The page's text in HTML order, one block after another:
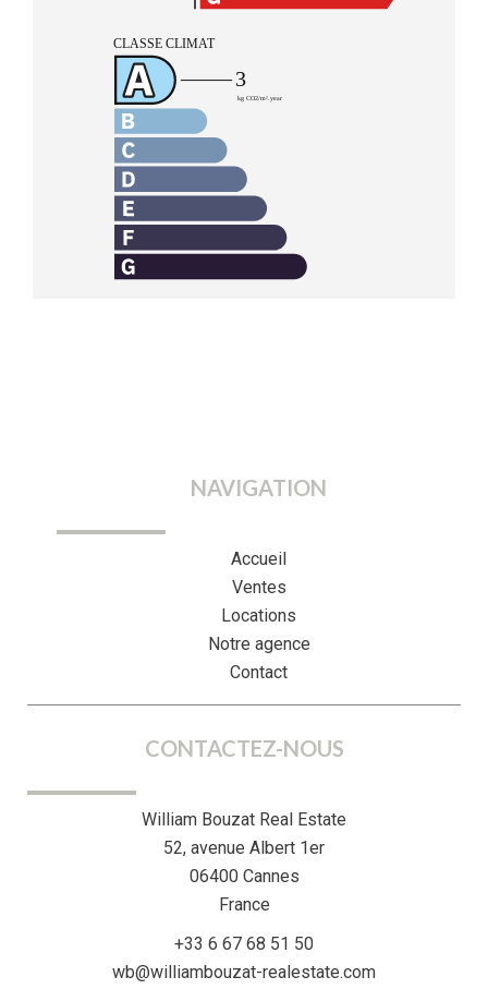
NAVIGATION
Accueil
Ventes
Locations
Notre agence
Contact
CONTACTEZ-NOUS
William Bouzat Real Estate
52, avenue Albert 1er
06400Cannes
France
+33 6 67 68 51 50
wb@williambouzat-realestate.com